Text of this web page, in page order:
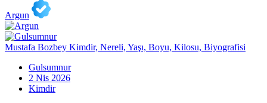
Argun
Mustafa Bozbey Kimdir, Nereli, Yaşı, Boyu, Kilosu, Biyografisi
Gulsumnur
2 Nis 2026
Kimdir